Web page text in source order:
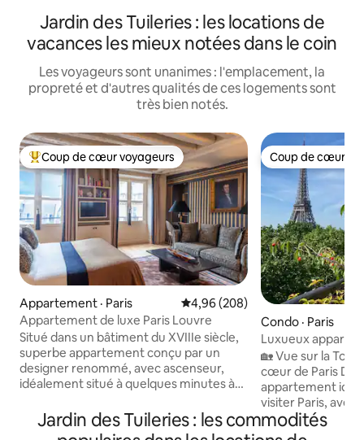
Jardin des Tuileries : les locations de
vacances les mieux notées dans le coin
Les voyageurs sont unanimes : l'emplacement, la
propreté et d'autres qualités de ces logements sont
très bien notés.
Coup de cœur voyageurs parmi les plus aimés
Coup de cœur voyageurs
Appartement · Paris Note moyenne de 4,96 sur 5,
4,96 (208)
Appartement de luxe Paris Louvre
Situé dans un bâtiment du XVIIIe siècle,
superbe appartement conçu par un
designer renommé, avec ascenseur,
idéalement situé à quelques minutes à
Garnier. Décorée dans un style élégant,
très confortable, dans une atmosphère
Coup de cœur
Coup de cœur
Condo · Paris
Luxueux
Tour Eiffel
🏡 Vue sur la
cœur de Paris Découvrez un
appartement
visiter Paris, avec
sur la Tour Eiffel
Profitez d’un
Jardin des Tuileries : les commodités